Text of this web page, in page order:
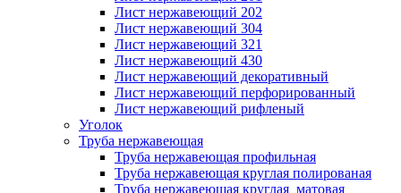
Лист нержавеющий 202
Лист нержавеющий 304
Лист нержавеющий 321
Лист нержавеющий 430
Лист нержавеющий декоративный
Лист нержавеющий перфорированный
Лист нержавеющий рифленый
Уголок
Труба нержавеющая
Труба нержавеющая профильная
Труба нержавеющая круглая полированая
Труба нержавеющая круглая матовая